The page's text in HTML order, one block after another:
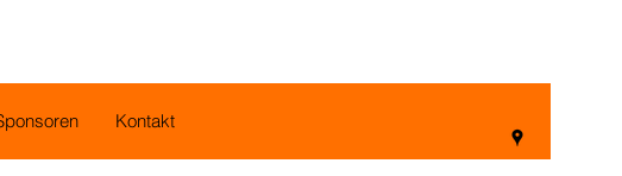
Kontakt